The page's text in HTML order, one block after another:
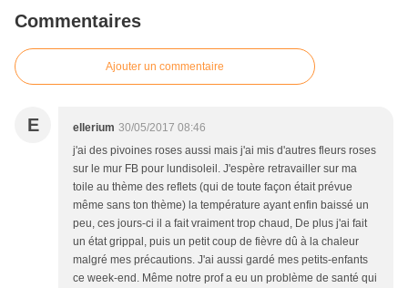
Commentaires
Ajouter un commentaire
E ellerium 30/05/2017 08:46
j'ai des pivoines roses aussi mais j'ai mis d'autres fleurs roses
sur le mur FB pour lundisoleil. J'espère retravailler sur ma
toile au thème des reflets (qui de toute façon était prévue
même sans ton thème) la température ayant enfin baissé un
peu, ces jours-ci il a fait vraiment trop chaud, De plus j'ai fait
un état grippal, puis un petit coup de fièvre dû à la chaleur
malgré mes précautions. J'ai aussi gardé mes petits-enfants
ce week-end. Même notre prof a eu un problème de santé qui